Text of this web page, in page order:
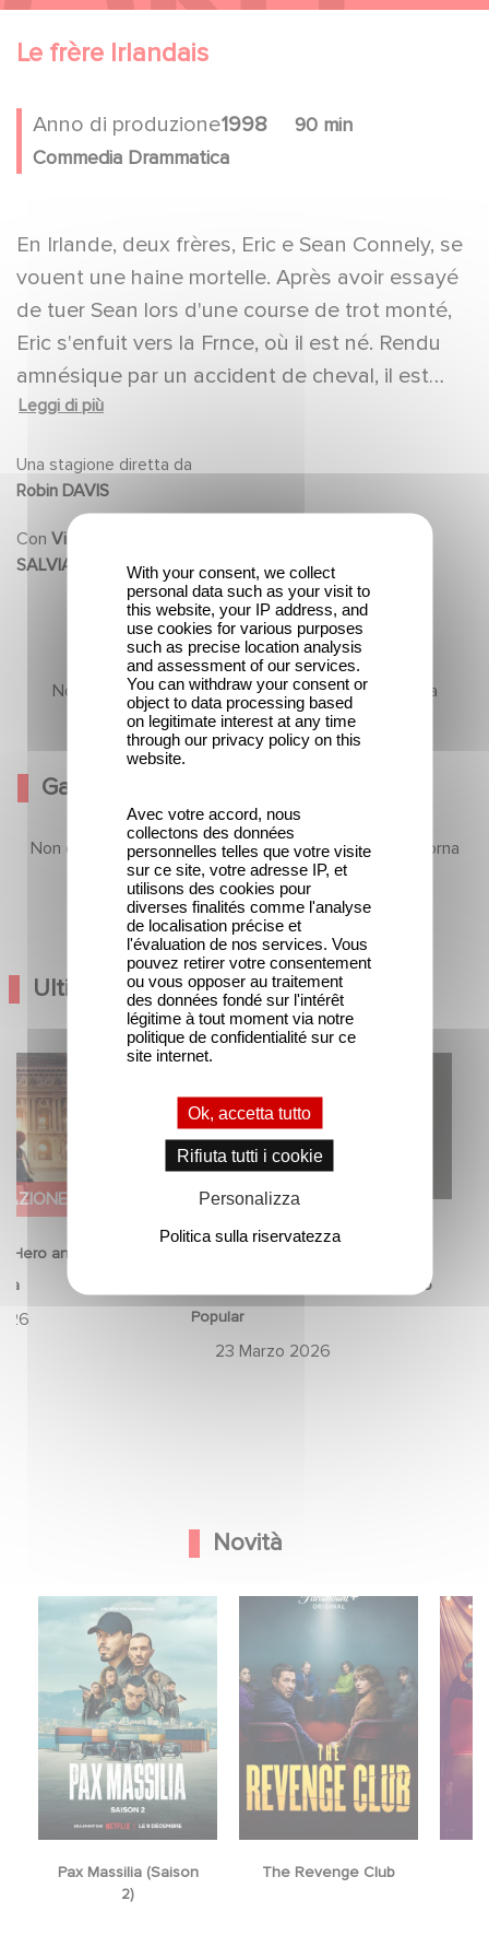
Le frère Irlandais
Anno di produzione1998
90 min
Commedia Drammatica
En Irlande, deux frères, Eric e Sean Connely, se
vouent une haine mortelle. Après avoir essayé
de tuer Sean lors d'une course de trot monté,
Eric s'enfuit vers la Frnce, où il est né. Rendu
amnésique par un accident de cheval, il est
recueilli par un grand de l'élevage des trotteurs,
Leggi di più
Una stagione diretta da
Robin DAVIS
Con
SALVIAT, Lisa MARTINO
Non ci sono ancora contenuti in questa sezione, ma
torna presto
Galleria
Non ci sono ancora contenuti in questa sezione, ma torna
presto
Ultime Notizie
Hero annunciano il
Hero annunciano
Investigation into the Fall of Banco
Popular
23 Marzo 2026
Gaumont USA Acquires OPUS, an
Investigation into the Fall of Banco
Popular
Novità
Pax Massilia (Saison
2)
The Revenge Club
With your consent, we collect
personal data such as your visit to
this website, your IP address, and
use cookies for various purposes
such as precise location analysis
and assessment of our services.
You can withdraw your consent or
object to data processing based
on legitimate interest at any time
through our privacy policy on this
website.
Avec votre accord, nous
collectons des données
personnelles telles que votre visite
sur ce site, votre adresse IP, et
utilisons des cookies pour
diverses finalités comme l'analyse
de localisation précise et
l'évaluation de nos services. Vous
pouvez retirer votre consentement
ou vous opposer au traitement
des données fondé sur l'intérêt
légitime à tout moment via notre
politique de confidentialité sur ce
site internet.
Ok, accetta tutto
Rifiuta tutti i cookie
Personalizza
Politica sulla riservatezza